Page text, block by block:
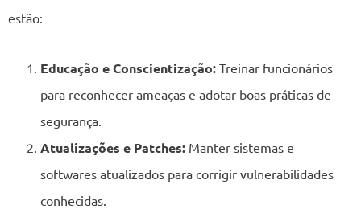
estão:
Educação e Conscientização: Treinar funcionários
para reconhecer ameaças e adotar boas práticas de
segurança.
Atualizações e Patches: Manter sistemas e
softwares atualizados para corrigir vulnerabilidades
conhecidas.